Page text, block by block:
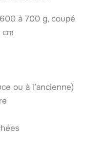
à 700 g, coupé
cm
ou à l’ancienne)